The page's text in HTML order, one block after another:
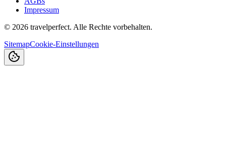
Impressum
© 2026 travelperfect. Alle Rechte vorbehalten.
SitemapCookie-Einstellungen